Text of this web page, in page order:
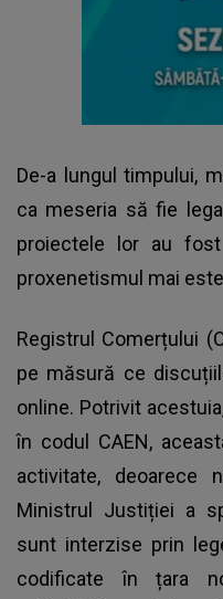
De-a lungul timpului,
ca meseria să fie
proiectele lor au
proxenetismul mai
Registrul Comerțului
pe măsură ce
online. Potrivit
în codul CAEN,
activitate, deoarece
Ministrul Justiției a
sunt interzise prin
codificate în țara